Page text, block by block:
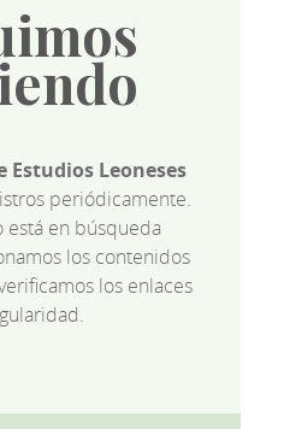
Estudios Leoneses
periódicamente.
en búsqueda
los contenidos
los enlaces